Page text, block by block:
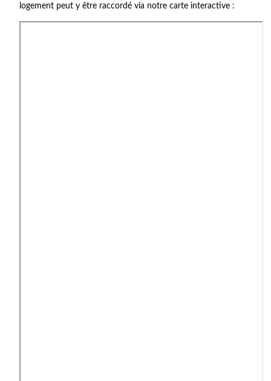
logement peut y être raccordé via notre carte interactive :